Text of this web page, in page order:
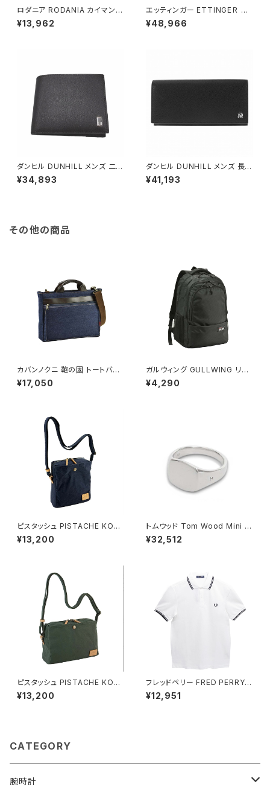
ロダニア RODANIA カイマン
ラウンドファスナー 長財布 CJN
0512B-WETMT ワイン
¥13,962
エッティンガー ETTINGEＲ 二
つ折り財布 メンズ BH141JR B
LACK ブライドルハイド BRIDL
¥48,966
ダンヒル DUNHILL メンズ 二つ
折り 短財布 FP3070E サイド
カー ダークブラウン
¥34,893
ダンヒル DUNHILL メンズ 長財
布 L2AC10A (19F2C10CA 00
1 BK) カドガン ブラック ブラック
¥41,193
その他の商品
カバンノクニ 鞄の國 トートバッ
グ ショルダーバッグ 2way 井原
デニム 26725-3h メンズ ネイ
¥17,050
ガルウィング GULLWING リュ
ック 23L 軽量 大容量 デイパッ
ク 42603-1h メンズ ブラック
¥4,290
ピスタッシュ PISTACHE KON
BU ミニショルダーバッグ 撥水
軽量 縦型 斜めがけ 33797-3
¥13,200
トムウッド Tom Wood Mini C
ushion リング 100771-52 シ
ルバー
¥32,512
ピスタッシュ PISTACHE KON
BU ミニショルダーバッグ 撥水
軽量 A5対応 斜めがけ 33796
¥13,200
フレッドペリー FRED PERRY T
he Fred Perry Shirt M3600
ポロシャツ M3600-200-WHI
¥12,951
CATEGORY
腕時計